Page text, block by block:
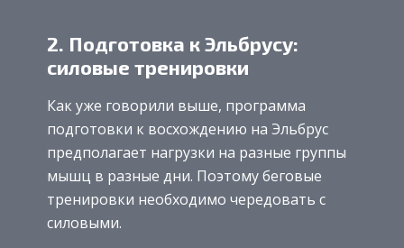
2. Подготовка к Эльбрусу:
силовые тренировки
Как уже говорили выше, программа
подготовки к восхождению на Эльбрус
предполагает нагрузки на разные группы
мышц в разные дни. Поэтому беговые
тренировки необходимо чередовать с
силовыми.